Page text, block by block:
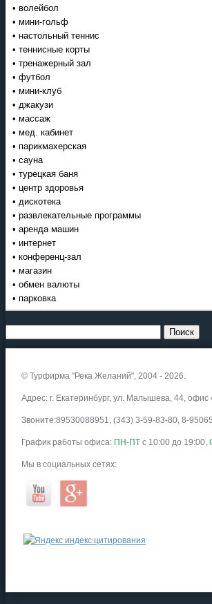
• волейбол
• мини-гольф
• настольный теннис
• теннисные корты
• тренажерный зал
• футбол
• мини-клуб
• джакузи
• массаж
• мед. кабинет
• парикмахерская
• сауна
• турецкая баня
• центр здоровья
• дискотека
• развлекательные программы
• аренда машин
• интернет
• конференц-зал
• магазин
• обмен валюты
• парковка
© Турфирма "Река Желаний", 2004 - 2026.
Адрес: г. Екатеринбург, ул. Малышева, 44,
Звоните:89530088951, (343) 3-59-83-80, 8-
График работы офиса: ПН-ПТ с 10:00 до 19:00,
Мы в социальных сетях: